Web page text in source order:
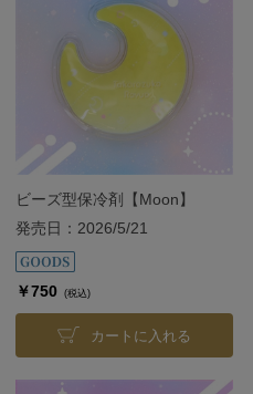
ビーズ型保冷剤【Moon】
発売日：2026/5/21
￥750 (税込)
カートに入れる